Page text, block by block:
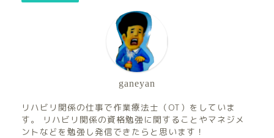
ganeyan
リハビリ関係の仕事で作業療法士（OT）をしていま
す。 リハビリ関係の資格勉強に関することやマネジメ
ントなどを勉強し発信できたらと思います！